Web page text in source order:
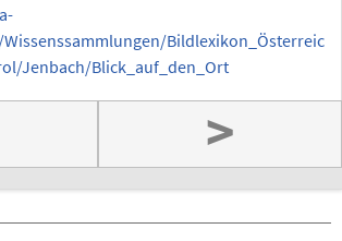
Bildlexikon_Österreic
Jenbach/Blick_auf_den_Ort
>